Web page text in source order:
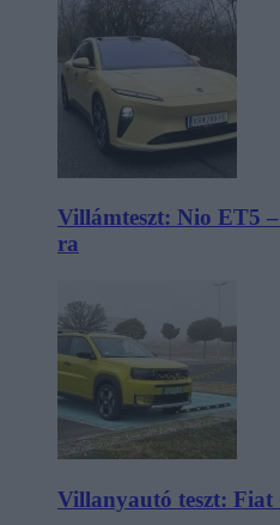
Villámteszt: Nio ET5
ra
Villanyautó teszt: Fiat